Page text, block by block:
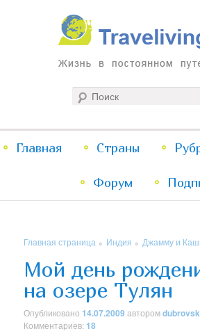
Traveliving
Жизнь в постоянном путешествии
меню
к
к
Главная Страны
Форум
Главная страница » Индия » Джамму и
Мой день
на озере Тулян
Опубликовано 14.07.2009 автором
Комментариев: 18